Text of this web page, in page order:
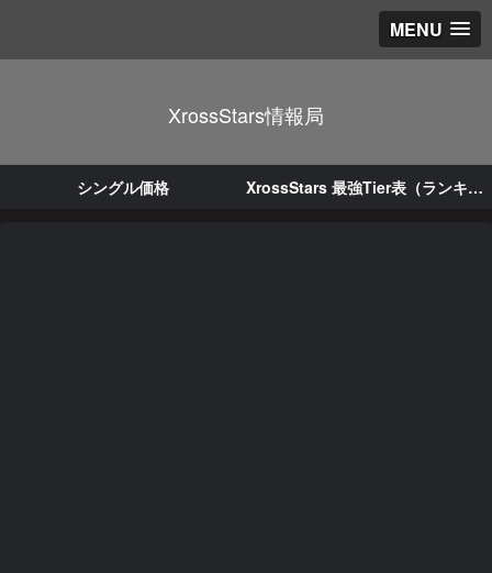
MENU
XrossStars情報局
シングル価格 XrossStars 最強Tier表（ランキング）｜LEADER/ACE評価と環境まとめ